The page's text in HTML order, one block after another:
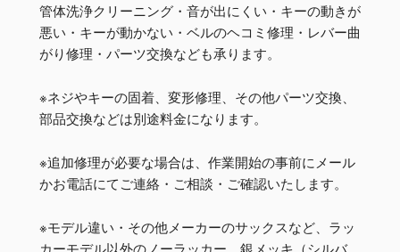
管体洗浄クリーニング・音が出にくい・キーの動きが
悪い・キーが動かない・ベルのヘコミ修理・レバー曲
がり修理・パーツ交換なども承ります。
※ネジやキーの固着、変形修理、その他パーツ交換、
部品交換などは別途料金になります。
※追加修理が必要な場合は、作業開始の事前にメール
かお電話にてご連絡・ご相談・ご確認いたします。
※モデル違い・その他メーカーのサックスなど、ラッ
カーモデル以外のノーラッカー、銀メッキ（シルバ